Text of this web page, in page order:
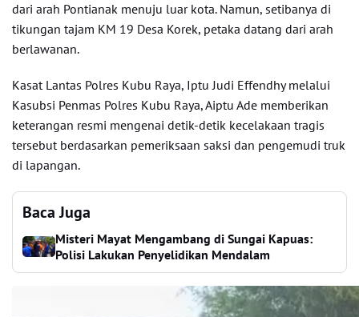
dari arah Pontianak menuju luar kota. Namun, setibanya di
tikungan tajam KM 19 Desa Korek, petaka datang dari arah
berlawanan.
Kasat Lantas Polres Kubu Raya, Iptu Judi Effendhy melalui
Kasubsi Penmas Polres Kubu Raya, Aiptu Ade memberikan
keterangan resmi mengenai detik-detik kecelakaan tragis
tersebut berdasarkan pemeriksaan saksi dan pengemudi truk
di lapangan.
Baca Juga
Misteri Mayat Mengambang di Sungai Kapuas:
Polisi Lakukan Penyelidikan Mendalam